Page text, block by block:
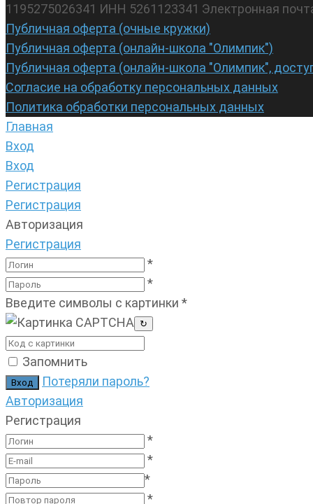
1195275026341 ИНН 5261123341 Электронная
Публичная оферта (очные кружки)
Публичная оферта (онлайн-школа "Олимпик")
Публичная оферта (онлайн-школа "Олимпик",
Согласие на обработку персональных данных
Политика обработки персональных данных
Главная
Вход
Вход
Регистрация
Регистрация
Авторизация
Регистрация
*
*
Введите символы с картинки *
↻
Запомнить
Потеряли пароль?
Авторизация
Регистрация
*
*
*
*